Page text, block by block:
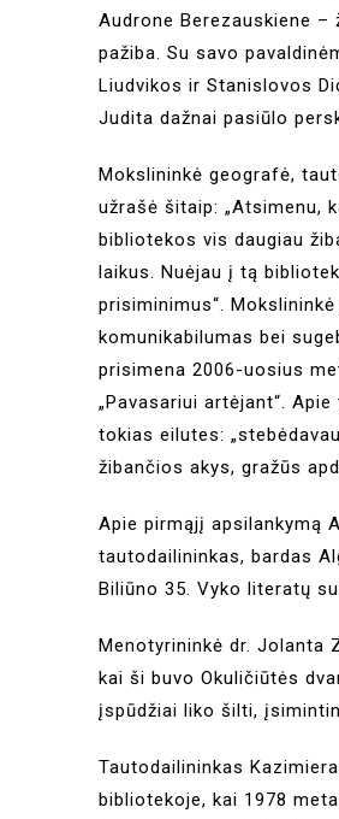
Audrone Berezauskiene
pažiba. Su savo
Liudvikos ir Stanislovos
Judita dažnai pasiūlo
Mokslininkė geografė,
užrašė šitaip: „Atsimenu,
bibliotekos vis daugiau
laikus. Nuėjau į tą
prisiminimus“.
komunikabilumas bei
prisimena 2006-uosius
„Pavasariui artėjant“.
tokias eilutes:
žibančios akys, gražūs
Apie pirmąjį apsilankymą
tautodailininkas, bardas
Biliūno 35. Vyko literatų
Menotyrininkė dr. Jolanta
kai ši buvo Okuličiūtės
įspūdžiai liko šilti,
Tautodailininkas
bibliotekoje, kai 1978